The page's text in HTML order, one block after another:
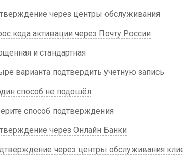
через центры обслуживания
кода активации через Почту России
и стандартная
варианта подтвердить учетную запись
способ не подошёл
способ подтверждения
через Онлайн Банки
через центры обслуживания